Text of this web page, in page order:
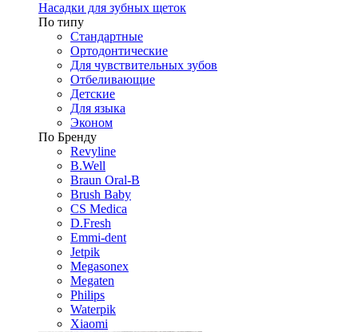
Насадки для зубных щеток
По типу
Стандартные
Ортодонтические
Для чувствительных зубов
Отбеливающие
Детские
Для языка
Эконом
По Бренду
Revyline
B.Well
Braun Oral-B
Brush Baby
CS Medica
D.Fresh
Emmi-dent
Jetpik
Megasonex
Megaten
Philips
Waterpik
Xiaomi